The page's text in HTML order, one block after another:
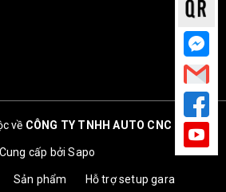
về CÔNG TY TNHH AUTO CNC
Cung cấp bởiSapo
Sản phẩm Hỗ trợ setup gara